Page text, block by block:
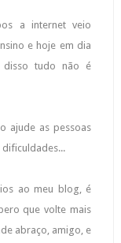
a internet veio
e hoje em dia
disso tudo não é
ajude as pessoas
dificuldades...
ao meu blog, é
que volte mais
abraço, amigo, e